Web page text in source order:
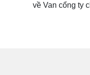
về Van cổng ty